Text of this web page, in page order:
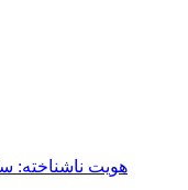
هویت ناشناخته: